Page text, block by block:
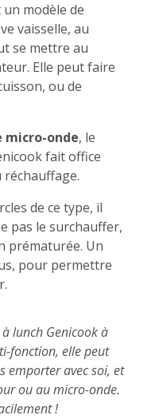
modèle de
vaisselle, au
se mettre au
Elle peut faire
ou de
micro-onde, le
fait office
réchauffage.
de ce type, il
pas le surchauffer,
prématurée. Un
pour permettre
lunch Genicook à
fonction, elle peut
emporter avec soi, et
ou au micro-onde.
!